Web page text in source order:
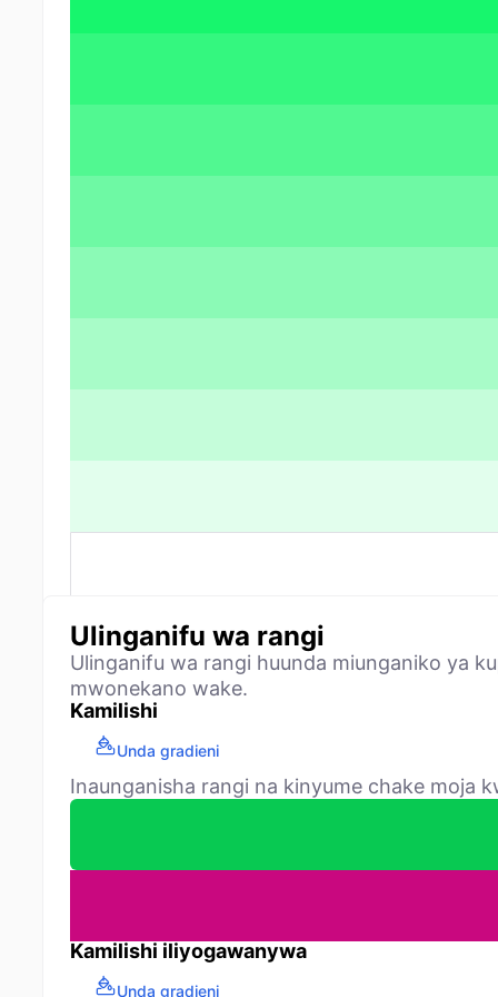
Ulinganifu wa rangi
Ulinganifu wa rangi huunda miunganiko ya
mwonekano wake.
Kamilishi
Unda gradieni
Inaunganisha rangi na kinyume chake moja
Kamilishi iliyogawanywa
Unda gradieni